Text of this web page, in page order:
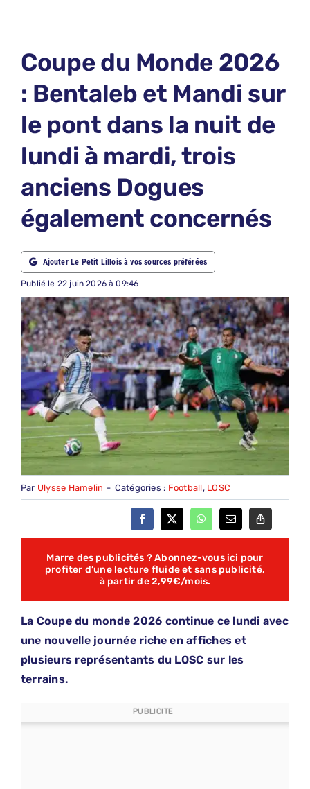
ABONNEMENTS
NOUS CONTACTER
NOUS SUIVRE
Rechercher:
Coupe du Monde 2026
: Bentaleb et Mandi sur
le pont dans la nuit de
lundi à mardi, trois
anciens Dogues
également concernés
Ajouter Le Petit Lillois à vos sources préférées
Publié le 22 juin 2026 à 09:46
Par Ulysse Hamelin - Catégories : Football, LOSC
Marre des publicités ? Abonnez-vous ici pour
profiter d’une lecture fluide et sans publicité,
à partir de 2,99€/mois.
La Coupe du monde 2026 continue ce lundi avec
une nouvelle journée riche en affiches et
plusieurs représentants du LOSC sur les
terrains.
PUBLICITE